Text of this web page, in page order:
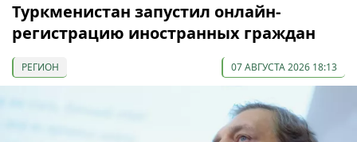
Туркменистан запустил онлайн-
регистрацию иностранных граждан
РЕГИОН 07 АВГУСТА 2026 18:13